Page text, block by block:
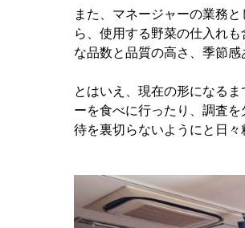
また、マネージャーの業務
ら、使用する野菜の仕入れ
な品数と品質の高さ、季節
とはいえ、現在の形になる
ーを食べに行ったり、調査
待を裏切らないようにと日々